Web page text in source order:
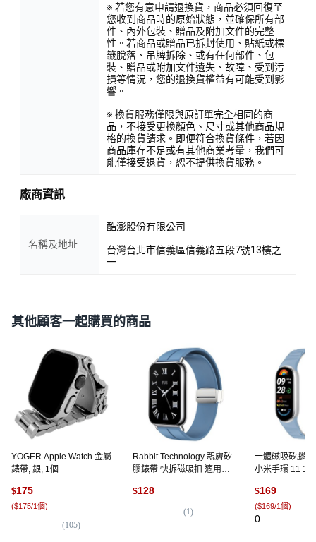
※ 若您有意申請退換貨，商品必須回復至
您收到商品時的原始狀態，並確保所有部
件、內外包裝、贈品及附加文件的完整
性。若商品或贈品已拆封使用、貼紙或標
籤脫落、吊牌拆除、或有任何部件、包
裝、贈品或附加文件遺失、故障、受到污
損等情況，您的退換貨權益有可能受到影
響。
※ 換貨服務僅限與原訂單完全相同的商
品，不接受更換顏色、尺寸或其他商品規
格的換貨請求。即便符合換貨條件，若因
商品庫存不足或有其他商業考量，我們可
能僅接受退貨，恕不提供換貨服務。
廠商資訊
名稱及地址
酷澎股份有限公司
台灣台北市信義區信義路五段7號13樓之
一
其他顧客一起購買的商品
YOGER Apple Watch 金屬
錶帶, 銀, 1個
$175
($175/1個)
(105)
Rabbit Technology 親膚矽
膠錶帶 快拆磁吸扣 適用小
米9pro/8pro/紅米4-連接器
$128
(1)
一體磁吸矽膠錶
小米手環 11 10
$169
($169/1個)
0